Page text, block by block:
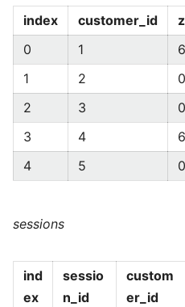
index customer_id
0
1
1
2
2
3
3
4
4
5
sessions
ind
ex
sessio
n_id
custom
er_id